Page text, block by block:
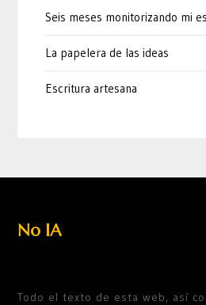
Seis meses monitorizando mi
La papelera de las ideas
Escritura artesana
No IA
Todo el texto de esta web, así